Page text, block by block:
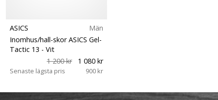
ASICS
Män
Inomhus/hall-skor ASICS Gel-
Tactic 13 - Vit
1 200 kr
1 080 kr
Senaste lägsta pris 900 kr